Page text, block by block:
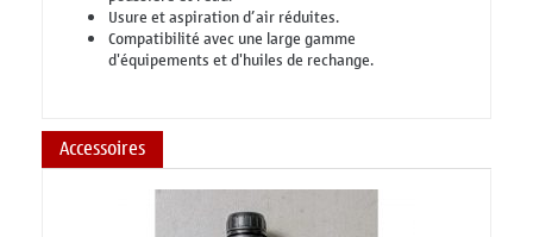
Usure et aspiration d’air réduites.
Compatibilité avec une large gamme
d'équipements et d'huiles de rechange.
Accessoires